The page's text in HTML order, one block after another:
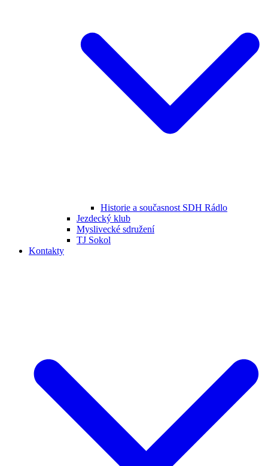
Historie a současnost SDH Rádlo
Jezdecký klub
Myslivecké sdružení
TJ Sokol
Kontakty